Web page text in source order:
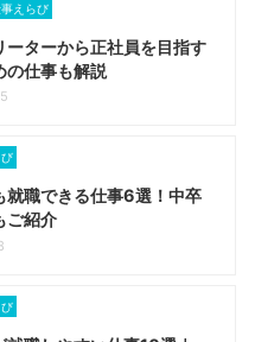
えらび
ーターから正社員を目指す
の仕事も解説
就職できる仕事6選！中卒
ご紹介